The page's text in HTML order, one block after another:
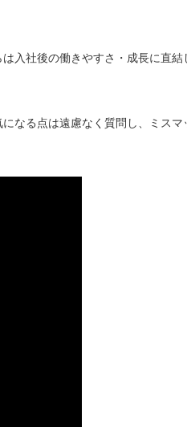
入社後の働きやすさ・成長に直結
なる点は遠慮なく質問し、ミスマ